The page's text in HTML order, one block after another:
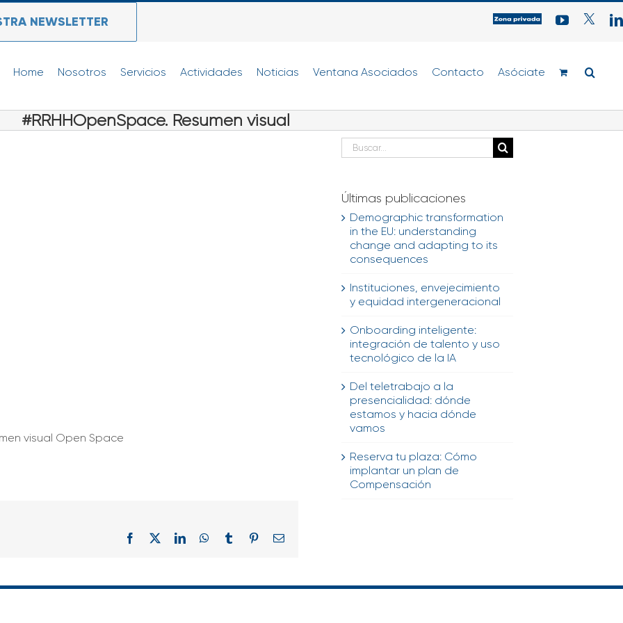
NEWSLETTER
Acceso
Asociados
YouTube
Twitter
Home Nosotros Servicios Actividades Noticias Ventana Asociados Contacto Asóciate
#RRHHOpenSpace. Resumen visual
visual Open Space
Facebook LinkedInWhatsApp
Tumblr PinterestCorreo
Buscar:
Últimas publicaciones
Demographic transformation
in the EU: understanding
change and adapting to its
consequences
Instituciones, envejecimiento
y equidad intergeneracional
Onboarding inteligente:
integración de talento y uso
tecnológico de la IA
Del teletrabajo a la
presencialidad: dónde
estamos y hacia dónde
vamos
Reserva tu plaza: Cómo
implantar un plan de
Compensación